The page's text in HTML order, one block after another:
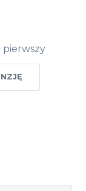
pierwszy